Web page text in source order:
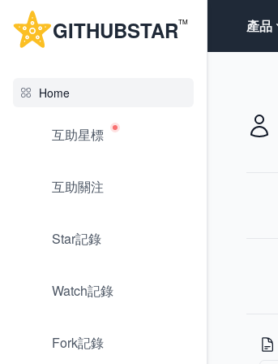
GITHUBSTARTM
Home
互助星標
互助關注
Star記錄
Watch記錄
Fork記錄
產品